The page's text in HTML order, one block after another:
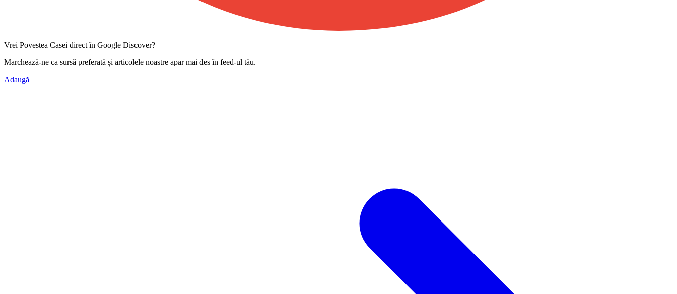
Vrei Povestea Casei direct în Google Discover?
Marchează-ne ca sursă preferată și articolele noastre apar mai des în feed-ul tău.
Adaugă